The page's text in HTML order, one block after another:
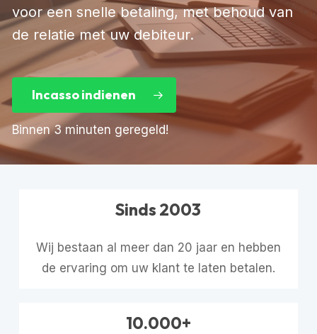
voor een snelle betaling, met behoud van
de relatie met uw debiteur.
Incasso indienen
Binnen 3 minuten geregeld!
Sinds 2003
Wij bestaan al meer dan 20 jaar en hebben
de ervaring om uw klant te laten betalen.
10.000+